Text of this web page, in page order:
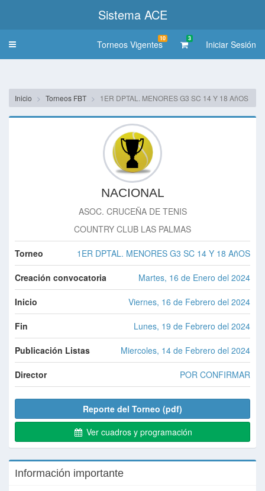
Sistema ACE
Toggle
Torneos Vigentes
10 3
Iniciar Sesión
Inicio Torneos FBT 1ER DPTAL. MENORES G3 SC 14 Y 18 AñOS
NACIONAL
ASOC. CRUCEÑA DE TENIS
COUNTRY CLUB LAS PALMAS
Torneo 1ER DPTAL. MENORES G3 SC 14 Y 18 AñOS
Creación convocatoria Martes, 16 de Enero del 2024
Inicio Viernes, 16 de Febrero del 2024
Fin Lunes, 19 de Febrero del 2024
Publicación Listas Miercoles, 14 de Febrero del 2024
Director POR CONFIRMAR
Reporte del Torneo (pdf)
Ver cuadros y programación
Información importante